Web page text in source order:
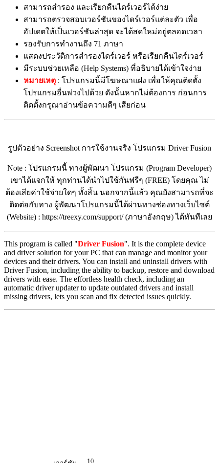
สามารถสำรอง และเรียกคืนไดร์เวอร์ได้ง่าย
สามารถตรวจสอบเวอร์ชันของไดร์เวอร์แต่ละตัว เพื่อ
อัปเดตให้เป็นเวอร์ชันล่าสุด จะได้สดใหม่อยู่ตลอดเวลา
รองรับการทำงานถึง 71 ภาษา
แสดงประวัติการสำรองไดร์เวอร์ หรือเรียกคืนไดร์เวอร์
มีระบบช่วยเหลือ (Help Systems) ที่อธิบายได้เข้าใจง่าย
หมายเหตุ : โปรแกรมนี้มีโฆษณาแฝง เพื่อให้คุณติดตั้ง
โปรแกรมอื่นพ่วงไปด้วย ดังนั้นหากไม่ต้องการ ก่อนการ
ติดตั้งกรุณาอ่านข้อความดีๆ เสียก่อน
รูปตัวอย่าง Screenshot การใช้งานจริง โปรแกรม Driver Fusion
Note : โปรแกรมนี้ ทางผู้พัฒนา โปรแกรม (Program Developer)
เขาได้แจกให้ ทุกท่านได้นำไปใช้กันฟรีๆ (FREE) โดยคุณ ไม่
ต้องเสียค่าใช้จ่ายใดๆ ทั้งสิ้น นอกจากนี้แล้ว คุณยังสามารถที่จะ
ติดต่อกับทาง ผู้พัฒนาโปรแกรมนี้ได้ผ่านทางช่องทางเว็บไซต์
(Website) : https://treexy.com/support/ (ภาษาอังกฤษ) ได้ทันทีเลย
This program is called "Driver Fusion". It is the complete device
and driver solution for your PC that can manage and monitor your
devices and their drivers. You can install and uninstall drivers with
Driver Fusion, including the ability to backup, restore and download
drivers with ease. The effortless health check, including an
automatic driver updater to update outdated drivers and install
missing drivers, lets you scan and fix detected issues quickly.
10